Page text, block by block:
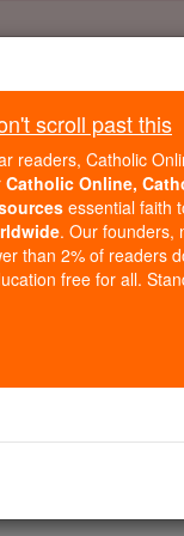
Daily Reading for
of the Rosary
1
de Deus
aos que
lugares que
scroll past this
readers, Catholic
Catholic Online,
essential faith
. Our founders,
than 2% of readers
free for all.